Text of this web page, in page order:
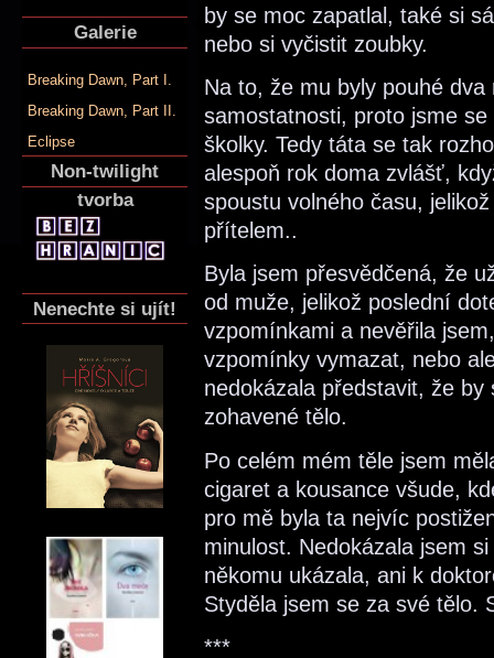
Galerie
Breaking Dawn, Part I.
Breaking Dawn, Part II.
Eclipse
Non-twilight
tvorba
Nenechte si ujít!
by se moc zapatlal, také si
nebo si vyčistit zoubky.
Na to, že mu byly pouhé
samostatnosti, proto jsme
školky. Tedy táta se tak
alespoň rok doma zvlášť,
spoustu volného času,
přítelem..
Byla jsem přesvědčená, že
od muže, jelikož poslední
vzpomínkami a nevěřila
vzpomínky vymazat, nebo
nedokázala představit, že
zohavené tělo.
Po celém mém těle jsem
cigaret a kousance všude,
pro mě byla ta nejvíc
minulost. Nedokázala jsem
někomu ukázala, ani k
Styděla jsem se za své tělo.
***